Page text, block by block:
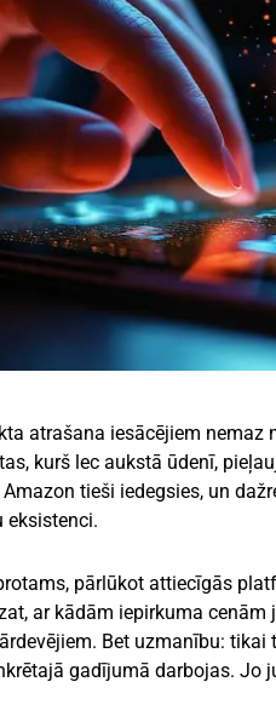
atrašana iesācējiem
kurš lec aukstā ūdenī,
tieši iedegsies, un
eksistenci.
pārlūkot attiecīgās
ar kādām iepirkuma
Bet uzmanību:
gadījumā darbojas. Jo